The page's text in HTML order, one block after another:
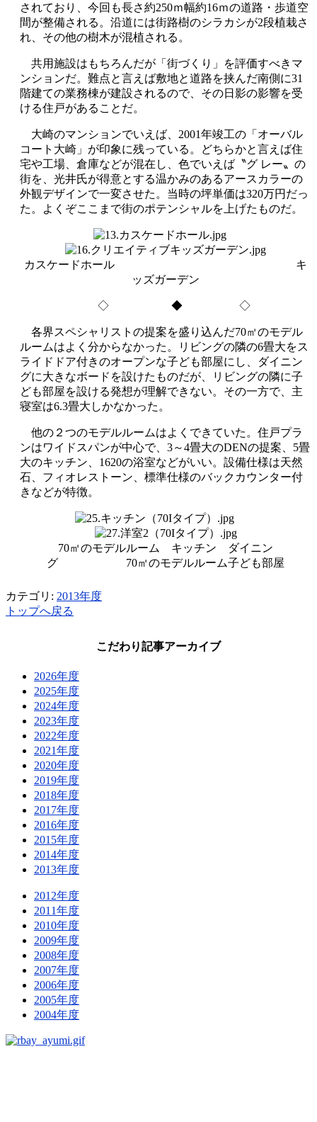
されており、今回も長さ約250ｍ幅約16ｍの道路・歩道空
間が整備される。沿道には街路樹のシラカシが2段植栽さ
れ、その他の樹木が混植される。
共用施設はもちろんだが「街づくり」を評価すべきマ
ンションだ。難点と言えば敷地と道路を挟んだ南側に31
階建ての業務棟が建設されるので、その日影の影響を受
ける住戸があることだ。
大崎のマンションでいえば、2001年竣工の「オーバル
コート大崎」が印象に残っている。どちらかと言えば住
宅や工場、倉庫などが混在し、色でいえば〝グ レー〟の
街を、光井氏が得意とする温かみのあるアースカラーの
外観デザインで一変させた。当時の坪単価は320万円だっ
た。よくぞここまで街のポテンシャルを上げたものだ。
カスケードホール キ
ッズガーデン
◇ ◆ ◇
各界スペシャリストの提案を盛り込んだ70㎡のモデル
ルームはよく分からなかった。リビングの隣の6畳大をス
ライドドア付きのオープンな子ども部屋にし、ダイニン
グに大きなボードを設けたものだが、リビングの隣に子
ども部屋を設ける発想が理解できない。その一方で、主
寝室は6.3畳大しかなかった。
他の２つのモデルルームはよくできていた。住戸プラ
ンはワイドスパンが中心で、3～4畳大のDENの提案、5畳
大のキッチン、1620の浴室などがいい。設備仕様は天然
石、フィオレストーン、標準仕様のバックカウンター付
きなどが特徴。
70㎡のモデルルーム キッチン ダイニン
グ 70㎡のモデルルーム子ども部屋
カテゴリ: 2013年度
トップへ戻る
こだわり記事アーカイブ
2026年度
2025年度
2024年度
2023年度
2022年度
2021年度
2020年度
2019年度
2018年度
2017年度
2016年度
2015年度
2014年度
2013年度
2012年度
2011年度
2010年度
2009年度
2008年度
2007年度
2006年度
2005年度
2004年度